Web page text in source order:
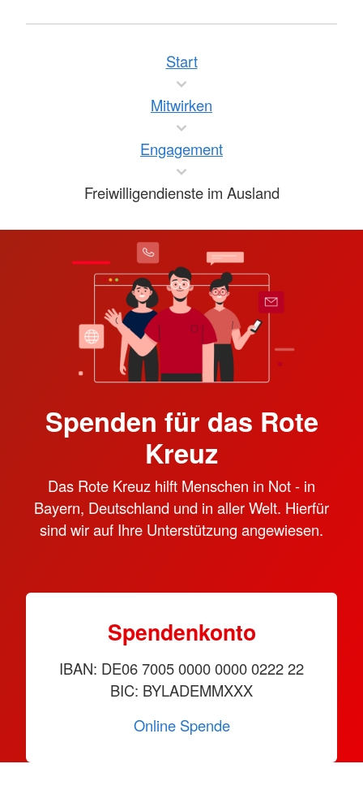
Start
Mitwirken
Engagement
Freiwilligendienste im Ausland
Spenden für das Rote
Kreuz
Das Rote Kreuz hilft Menschen in Not - in
Bayern, Deutschland und in aller Welt. Hierfür
sind wir auf Ihre Unterstützung angewiesen.
Spendenkonto
IBAN: DE06 7005 0000 0000 0222 22
BIC: BYLADEMMXXX
Online Spende